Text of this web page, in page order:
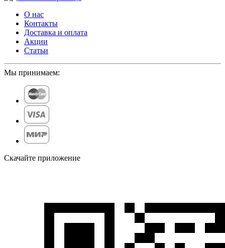
О нас
Контакты
Доставка и оплата
Акции
Статьи
Мы принимаем:
Скачайте приложение